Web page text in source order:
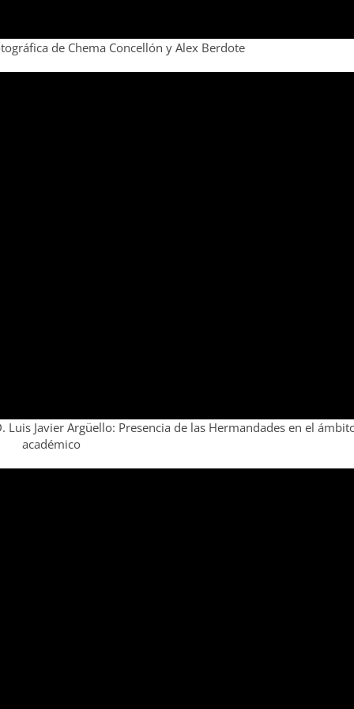
de Chema Concellón y Alex Berdote
Javier Argüello: Presencia de las Hermandades en el
académico